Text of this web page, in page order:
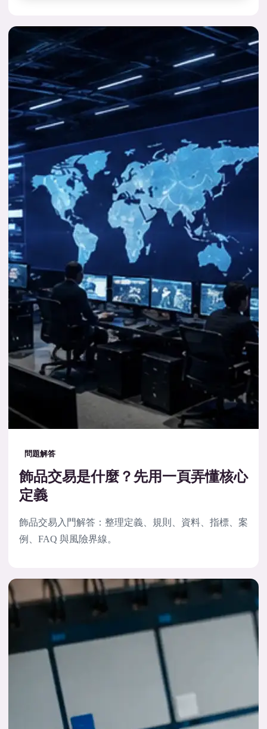
問題解答
飾品交易是什麼？先用一頁弄懂核心
定義
飾品交易入門解答：整理定義、規則、資料、指標、案
例、FAQ 與風險界線。